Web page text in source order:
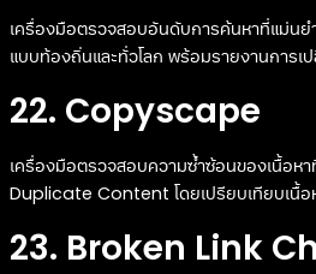
เครื่องมือตรวจสอบอันดับการค้นหาที่แม่น
แบบท้องถิ่นและทั่วโลก พร้อมรายงานการเ
22. Copyscape
เครื่องมือตรวจสอบความซ้ำซ้อนของเนื้อ
Duplicate Content โดยเปรียบเทียบเนื้อ
23. Broken Link